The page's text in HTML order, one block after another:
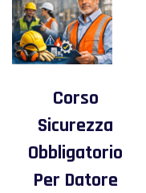
Corso
Sicurezza
Obbligatorio
Per Datore